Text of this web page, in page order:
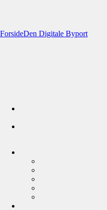
ForsideDen Digitale Byport